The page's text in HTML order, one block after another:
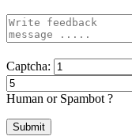
Captcha:
Human or Spambot ?